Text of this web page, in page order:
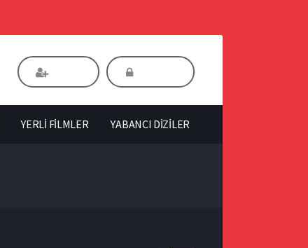
YERLİ FİLMLER YABANCI DİZİLER